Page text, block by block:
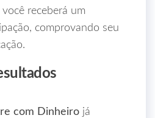
receberá um
comprovando seu
com Dinheiro já